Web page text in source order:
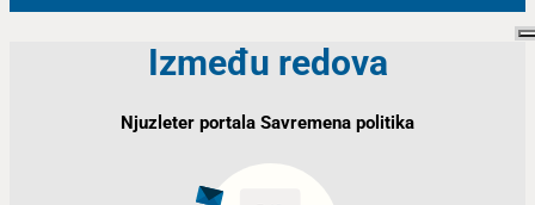
Između redova
Njuzleter portala Savremena politika